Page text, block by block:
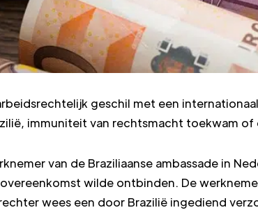
geschil met een
immuniteit van rechtsmacht toekwam
van de Braziliaanse ambassade in
wilde ontbinden. De
wees een door Brazilië ingediend